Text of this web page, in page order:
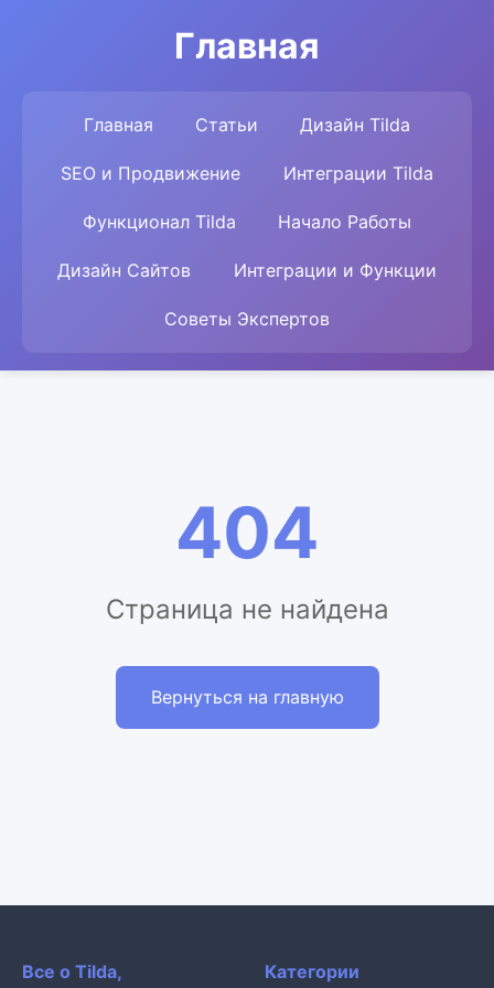
Главная
Главная Статьи Дизайн Tilda
SEO и Продвижение Интеграции Tilda
Функционал Tilda Начало Работы
Дизайн Сайтов Интеграции и Функции
Советы Экспертов
404
Страница не найдена
Вернуться на главную
Все о Tilda,
Категории